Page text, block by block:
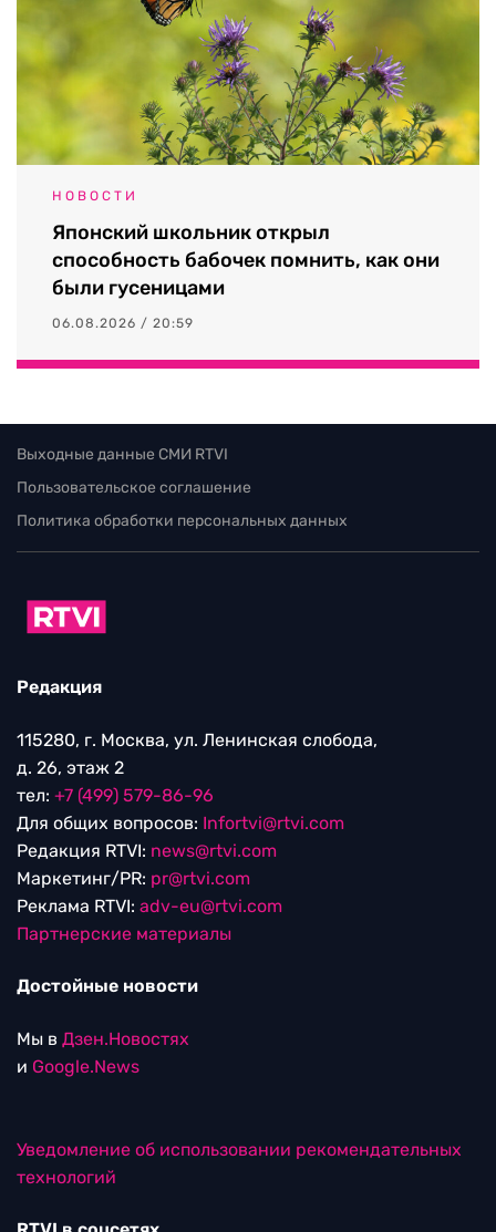
НОВОСТИ
Японский школьник открыл
способность бабочек помнить, как они
были гусеницами
06.08.2026 / 20:59
Выходные данные СМИ RTVI
Пользовательское соглашение
Политика обработки персональных данных
Редакция
115280, г. Москва, ул. Ленинская слобода,
д. 26, этаж 2
тел: +7 (499) 579-86-96
Для общих вопросов: Infortvi@rtvi.com
Редакция RTVI: news@rtvi.com
Маркетинг/PR: pr@rtvi.com
Реклама RTVI: adv-eu@rtvi.com
Партнерские материалы
Достойные новости
Мы в Дзен.Новостях
и Google.News
Уведомление об использовании рекомендательных
технологий